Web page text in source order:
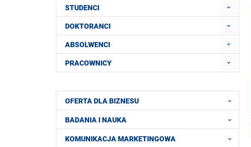
STUDENCI
DOKTORANCI
ABSOLWENCI
PRACOWNICY
OFERTA DLA BIZNESU
BADANIA I NAUKA
KOMUNIKACJA MARKETINGOWA